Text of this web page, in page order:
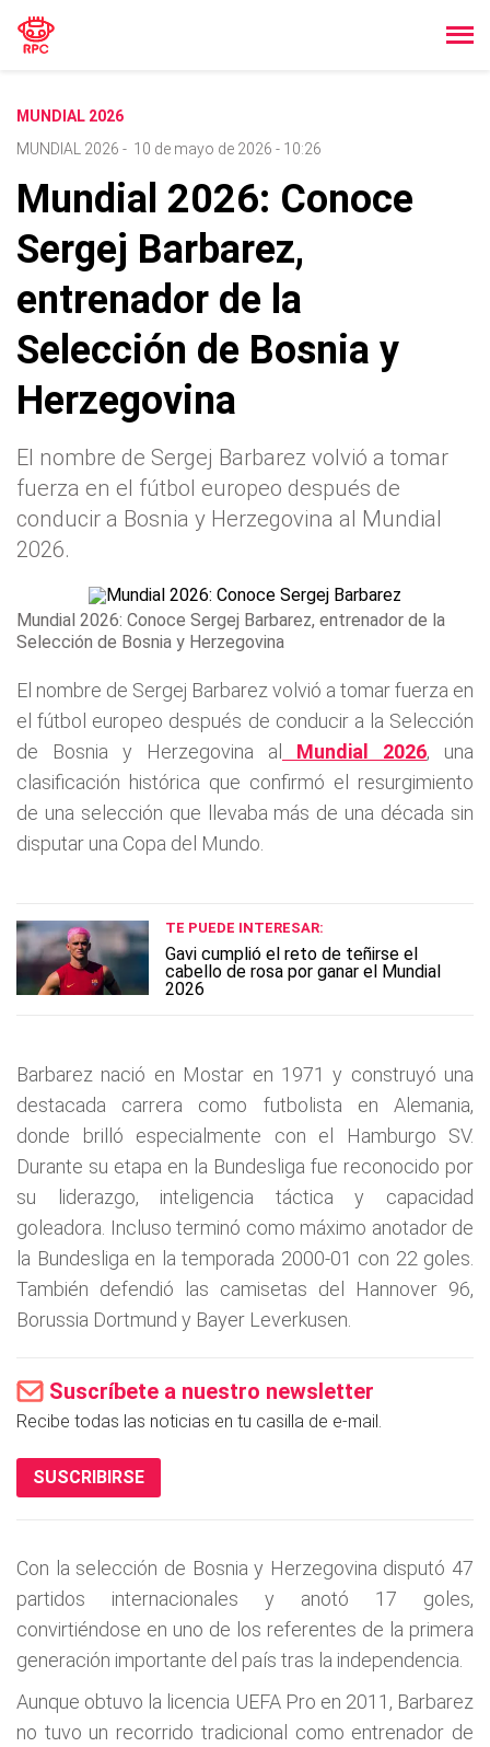
MUNDIAL 2026
MUNDIAL 2026 - 10 de mayo de 2026 - 10:26
Mundial 2026: Conoce
Sergej Barbarez,
entrenador de la
Selección de Bosnia y
Herzegovina
El nombre de Sergej Barbarez volvió a tomar
fuerza en el fútbol europeo después de
conducir a Bosnia y Herzegovina al Mundial
2026.
Mundial 2026: Conoce Sergej Barbarez, entrenador de la
Selección de Bosnia y Herzegovina
El nombre de Sergej Barbarez volvió a tomar fuerza en
el fútbol europeo después de conducir a la Selección
de Bosnia y Herzegovina al
Mundial 2026, una
clasificación histórica que confirmó el resurgimiento
de una selección que llevaba más de una década sin
disputar una Copa del Mundo.
TE PUEDE INTERESAR:
Gavi cumplió el reto de teñirse el
cabello de rosa por ganar el Mundial
2026
Barbarez nació en Mostar en 1971 y construyó una
destacada carrera como futbolista en Alemania,
donde brilló especialmente con el Hamburgo SV.
Durante su etapa en la Bundesliga fue reconocido por
su liderazgo, inteligencia táctica y capacidad
goleadora. Incluso terminó como máximo anotador de
la Bundesliga en la temporada 2000-01 con 22 goles.
También defendió las camisetas del Hannover 96,
Borussia Dortmund y Bayer Leverkusen.
Suscríbete a nuestro newsletter
Recibe todas las noticias en tu casilla de e-mail.
SUSCRIBIRSE
Con la selección de Bosnia y Herzegovina disputó 47
partidos internacionales y anotó 17 goles,
convirtiéndose en uno de los referentes de la primera
generación importante del país tras la independencia.
Aunque obtuvo la licencia UEFA Pro en 2011, Barbarez
no tuvo un recorrido tradicional como entrenador de